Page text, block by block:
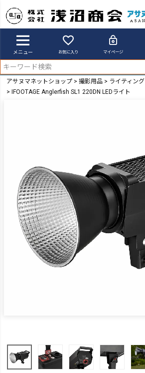
メニュー お気に入り マイページ
アサヌマネットショップ 撮影用品
ライティング
IFOOTAGE Anglerfish SL1 220DN LEDライト